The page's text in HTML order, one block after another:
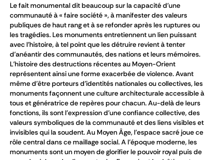
Le fait monumental dit beaucoup sur la capacité d’une
communauté à « faire société », à manifester des valeurs
publiques de haut rang et à se refonder après les ruptures ou
les tragédies. Les monuments entretiennent un lien puissant
avec l’histoire, à tel point que les détruire revient à tenter
d’anéantir des communautés, des nations et leurs mémoires.
L’histoire des destructions récentes au Moyen-Orient
représentent ainsi une forme exacerbée de violence. Avant
même d’être porteurs d’identités nationales ou collectives, les
monuments façonnent une culture architecturale accessible à
tous et génératrice de repères pour chacun. Au-delà de leurs
fonctions, ils sont l’expression d’une confiance collective, des
valeurs symboliques de la communauté et des liens visibles et
invisibles qui la soudent. Au Moyen Âge, l’espace sacré joue ce
rôle central dans ce maillage social. A l’époque moderne, les
monuments sont un moyen de glorifier le pouvoir royal puis de